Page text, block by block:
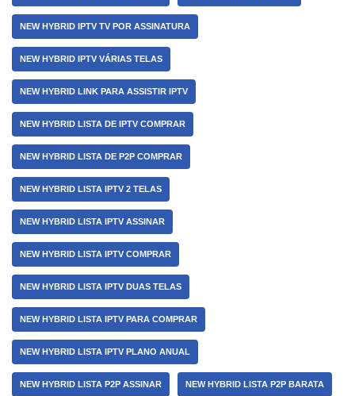
NEW HYBRID IPTV TV POR ASSINATURA
NEW HYBRID IPTV VÁRIAS TELAS
NEW HYBRID LINK PARA ASSISTIR IPTV
NEW HYBRID LISTA DE IPTV COMPRAR
NEW HYBRID LISTA DE P2P COMPRAR
NEW HYBRID LISTA IPTV 2 TELAS
NEW HYBRID LISTA IPTV ASSINAR
NEW HYBRID LISTA IPTV COMPRAR
NEW HYBRID LISTA IPTV DUAS TELAS
NEW HYBRID LISTA IPTV PARA COMPRAR
NEW HYBRID LISTA IPTV PLANO ANUAL
NEW HYBRID LISTA P2P ASSINAR NEW HYBRID LISTA P2P BARATA